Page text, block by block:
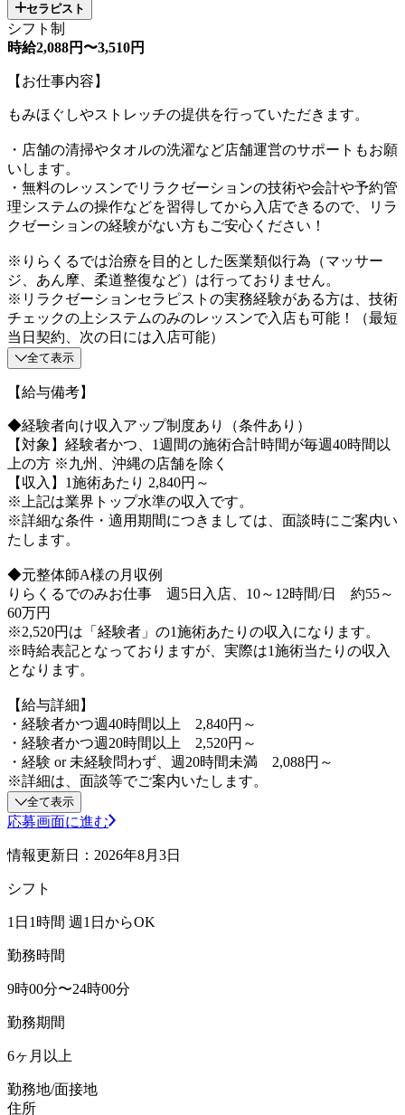
セラピスト
シフト制
時給2,088円〜3,510円
【お仕事内容】
もみほぐしやストレッチの提供を行っていただきます。
・店舗の清掃やタオルの洗濯など店舗運営のサポートもお願
いします。
・無料のレッスンでリラクゼーションの技術や会計や予約管
理システムの操作などを習得してから入店できるので、リラ
クゼーションの経験がない方もご安心ください！
※りらくるでは治療を目的とした医業類似行為（マッサー
ジ、あん摩、柔道整復など）は行っておりません。
※リラクゼーションセラピストの実務経験がある方は、技術
チェックの上システムのみのレッスンで入店も可能！（最短
当日契約、次の日には入店可能）
全て表示
【給与備考】
◆経験者向け収入アップ制度あり（条件あり）
【対象】経験者かつ、1週間の施術合計時間が毎週40時間以
上の方 ※九州、沖縄の店舗を除く
【収入】1施術あたり 2,840円～
※上記は業界トップ水準の収入です。
※詳細な条件・適用期間につきましては、面談時にご案内い
たします。
◆元整体師A様の月収例
りらくるでのみお仕事 週5日入店、10～12時間/日 約55～
60万円
※2,520円は「経験者」の1施術あたりの収入になります。
※時給表記となっておりますが、実際は1施術当たりの収入
となります。
【給与詳細】
・経験者かつ週40時間以上 2,840円～
・経験者かつ週20時間以上 2,520円～
・経験 or 未経験問わず、週20時間未満 2,088円～
※詳細は、面談等でご案内いたします。
全て表示
応募画面に進む
情報更新日：2026年8月3日
シフト
1日1時間 週1日からOK
勤務時間
9時00分〜24時00分
勤務期間
6ヶ月以上
勤務地/面接地
住所